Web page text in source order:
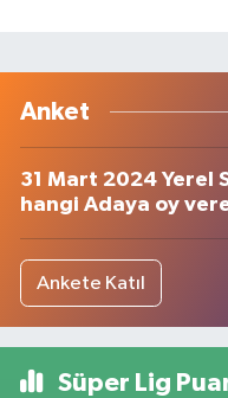
Anket
31 Mart 2024 Yerel
hangi Adaya oy
Ankete Katıl
Süper Lig